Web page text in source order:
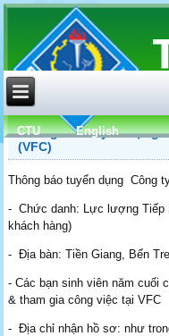
CTU English
Thông báo tuyển dụng
(VFC)
Thông báo tuyển dụng Công
- Chức danh: Lực lượng Tiếp
khách hàng)
- Địa bàn: Tiền Giang, Bến
- Các bạn sinh viên năm cuối
& tham gia công việc tại VFC
- Địa chỉ nhận hồ sơ: như